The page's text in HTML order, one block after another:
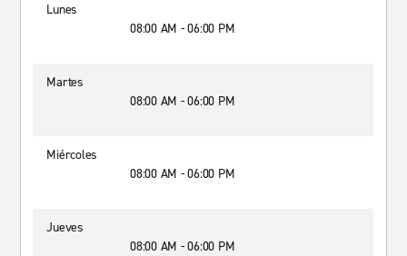
Lunes
08:00 AM - 06:00 PM
Martes
08:00 AM - 06:00 PM
Miércoles
08:00 AM - 06:00 PM
Jueves
08:00 AM - 06:00 PM